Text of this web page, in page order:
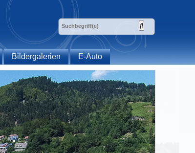
Bildergalerien
E-Auto